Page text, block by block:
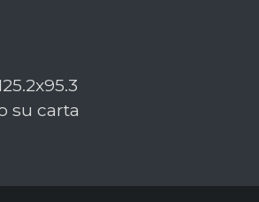
su carta